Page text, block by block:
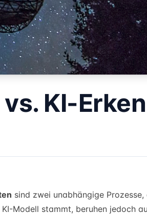
KI-
sind zwei unabhängige
Modell stammt, beruhen jedoch